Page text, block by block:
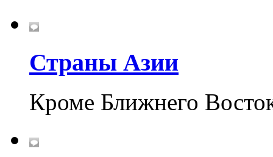
Страны Азии
Кроме Ближнего